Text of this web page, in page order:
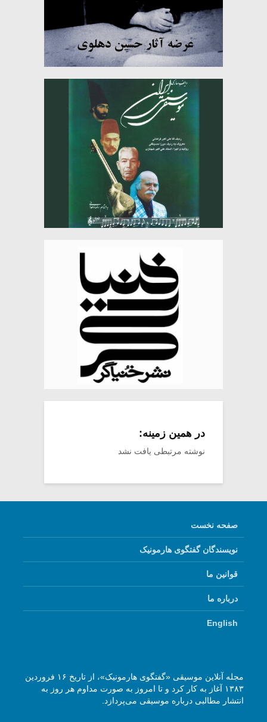
در همین زمینه:
نوشته مرتبطی یافت نشد
صفحه نخست
نویسندگان گفتگوی هارمونیک
قوانین ما
درباره ما
English
مجله آنلاین موسیقی «گفتگوی هارمونیک»، از تاریخ ۱۶ فروردین
۱۳۸۳ آغاز به کار کرد و تا امروز به صورت مداوم هر روز به
انتشار مطالبی درباره موسیقی می‌پردازد.